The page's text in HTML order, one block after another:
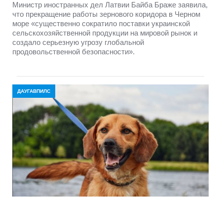
Министр иностранных дел Латвии Байба Браже заявила,
что прекращение работы зернового коридора в Черном
море «существенно сократило поставки украинской
сельскохозяйственной продукции на мировой рынок и
создало серьезную угрозу глобальной
продовольственной безопасности».
ДАУГАВПИЛС